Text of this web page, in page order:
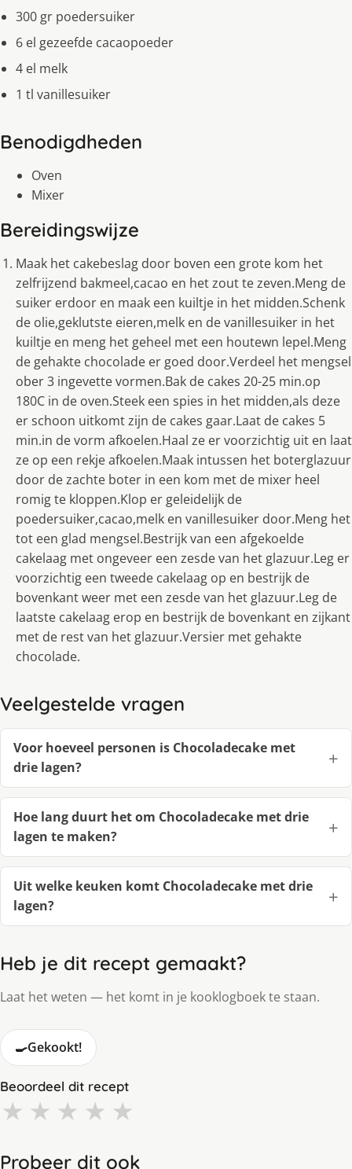
300 gr poedersuiker
6 el gezeefde cacaopoeder
4 el melk
1 tl vanillesuiker
Benodigdheden
Oven
Mixer
Bereidingswijze
Maak het cakebeslag door boven een grote kom het
zelfrijzend bakmeel,cacao en het zout te zeven.Meng de
suiker erdoor en maak een kuiltje in het midden.Schenk
de olie,geklutste eieren,melk en de vanillesuiker in het
kuiltje en meng het geheel met een houtewn lepel.Meng
de gehakte chocolade er goed door.Verdeel het mengsel
ober 3 ingevette vormen.Bak de cakes 20-25 min.op
180C in de oven.Steek een spies in het midden,als deze
er schoon uitkomt zijn de cakes gaar.Laat de cakes 5
min.in de vorm afkoelen.Haal ze er voorzichtig uit en laat
ze op een rekje afkoelen.Maak intussen het boterglazuur
door de zachte boter in een kom met de mixer heel
romig te kloppen.Klop er geleidelijk de
poedersuiker,cacao,melk en vanillesuiker door.Meng het
tot een glad mengsel.Bestrijk van een afgekoelde
cakelaag met ongeveer een zesde van het glazuur.Leg er
voorzichtig een tweede cakelaag op en bestrijk de
bovenkant weer met een zesde van het glazuur.Leg de
laatste cakelaag erop en bestrijk de bovenkant en zijkant
met de rest van het glazuur.Versier met gehakte
chocolade.
Veelgestelde vragen
Voor hoeveel personen is Chocoladecake met
drie lagen?
Hoe lang duurt het om Chocoladecake met drie
lagen te maken?
Uit welke keuken komt Chocoladecake met drie
lagen?
Heb je dit recept gemaakt?
Laat het weten — het komt in je kooklogboek te staan.
🍳Gekookt!
Beoordeel dit recept
★ ★ ★ ★ ★
Probeer dit ook